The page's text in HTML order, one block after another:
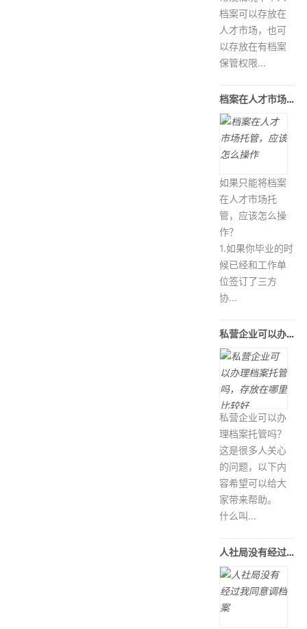
档案可以存放在
人才市场，也可
以存放在有档案
保管权限...
档案在人才市场托管，应该怎么操作
如果只能将档案
在人才市场托
管，应该怎么操
作？
1.如果你毕业的时
候已经和工作单
位签订了三方
协...
私营企业可以办理档案托管吗，存放在
私营企业可以办
理档案托管吗？
这是很多人关心
的问题，以下内
容希望可以给大
家带来帮助。
什么叫...
人社局没有经过我同意调档案